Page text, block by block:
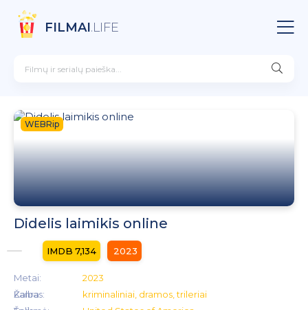
FILMAI.LIFE
WEBRip
Didelis laimikis online
7,134 2023
Metai:
2023
Kalba:
Žanras:
kriminaliniai, dramos, trileriai